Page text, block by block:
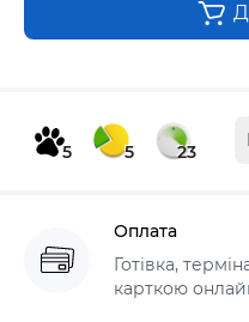
5 5 23
Оплата
Готівка,
карткою